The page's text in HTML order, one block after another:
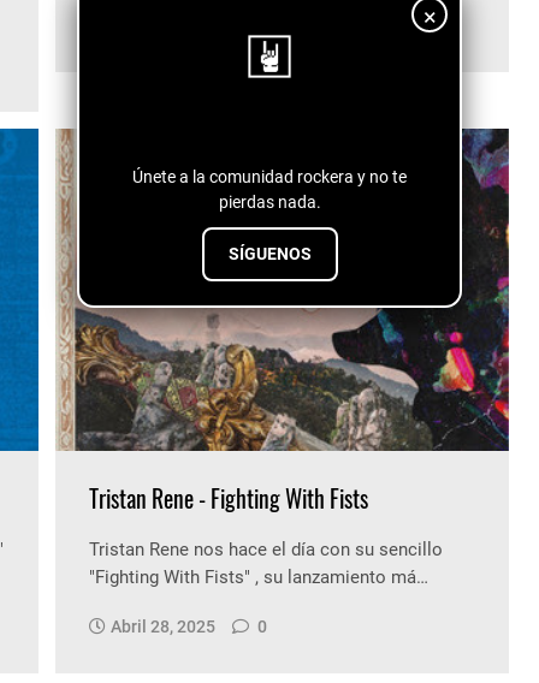
×
Únete a la comunidad rockera y no te
pierdas nada.
SÍGUENOS
Tristan Rene - Fighting With Fists
Tristan Rene nos hace el día con su sencillo
"Fighting With Fists" , su lanzamiento má…
Abril 28, 2025 0